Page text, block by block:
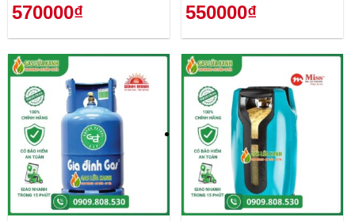
570000₫ 550000₫